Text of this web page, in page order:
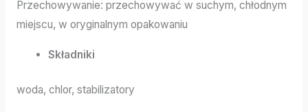
Przechowywanie: przechowywać w suchym, chłodnym
miejscu, w oryginalnym opakowaniu
Składniki
woda, chlor, stabilizatory